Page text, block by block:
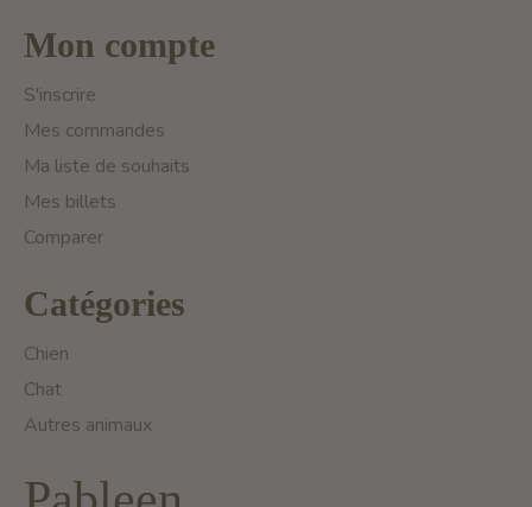
Mon compte
S'inscrire
Mes commandes
Ma liste de souhaits
Mes billets
Comparer
Catégories
Chien
Chat
Autres animaux